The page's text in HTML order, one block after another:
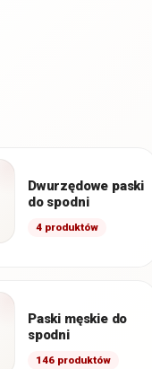
Dwurzędowe paski
do spodni
4 produktów
Paski męskie do
spodni
146 produktów